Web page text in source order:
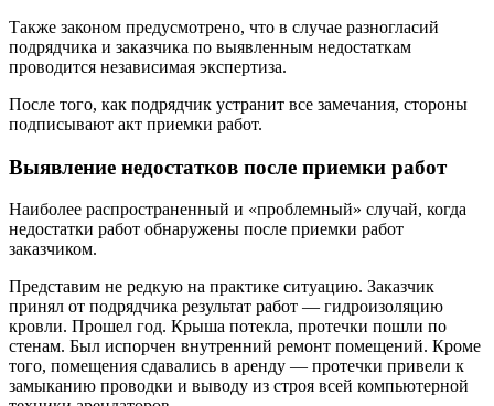
Также законом предусмотрено, что в случае разногласий
подрядчика и заказчика по выявленным недостаткам
проводится независимая экспертиза.
После того, как подрядчик устранит все замечания, стороны
подписывают акт приемки работ.
Выявление недостатков после приемки работ
Наиболее распространенный и «проблемный» случай, когда
недостатки работ обнаружены после приемки работ
заказчиком.
Представим не редкую на практике ситуацию. Заказчик
принял от подрядчика результат работ — гидроизоляцию
кровли. Прошел год. Крыша потекла, протечки пошли по
стенам. Был испорчен внутренний ремонт помещений. Кроме
того, помещения сдавались в аренду — протечки привели к
замыканию проводки и выводу из строя всей компьютерной